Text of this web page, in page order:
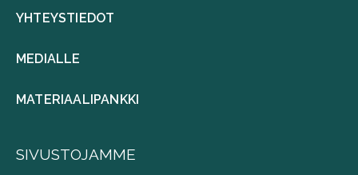
YHTEYSTIEDOT
MEDIALLE
MATERIAALIPANKKI
SIVUSTOJAMME